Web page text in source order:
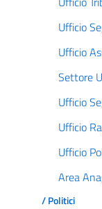
Ufficio
Ufficio
Settore
Ufficio
Ufficio
Ufficio
Area
/ Politici